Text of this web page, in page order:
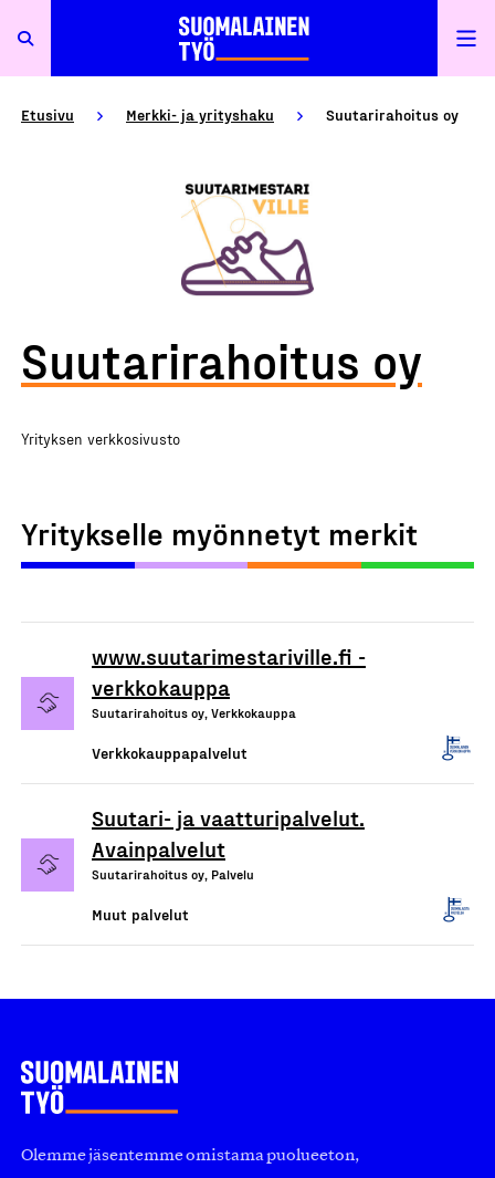
Etusivu Merkki- ja yrityshaku Suutarirahoitus oy
Suutarirahoitus oy
Yrityksen verkkosivusto
Yritykselle myönnetyt merkit
www.suutarimestariville.fi -
verkkokauppa
Suutarirahoitus oy, Verkkokauppa
Verkkokauppapalvelut
Suutari- ja vaatturipalvelut.
Avainpalvelut
Suutarirahoitus oy, Palvelu
Muut palvelut
Olemme jäsentemme omistama puolueeton,